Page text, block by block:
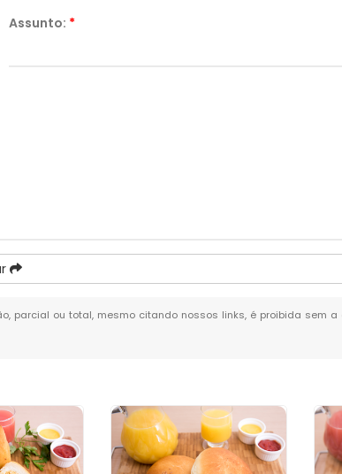
Assunto: *
parcial ou total, mesmo citando nossos links, é proibida sem